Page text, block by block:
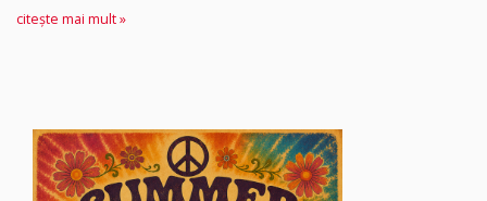
citește mai mult »